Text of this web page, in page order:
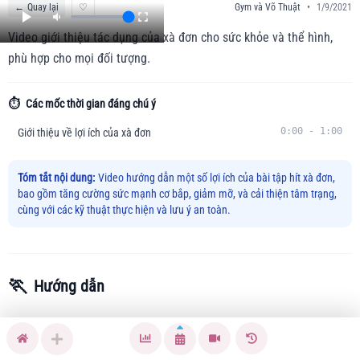
← Quay lại ♡ Gym và Võ Thuật • 1/9/2021
Video giới thiệu tác dụng của xà đơn cho sức khỏe và thể hình,
phù hợp cho mọi đối tượng.
⏱️ Các mốc thời gian đáng chú ý
Giới thiệu về lợi ích của xà đơn 0:00 - 1:00
Tóm tắt nội dung: Video hướng dẫn một số lợi ích của bài tập hít xà đơn,
bao gồm tăng cường sức mạnh cơ bắp, giảm mỡ, và cải thiện tâm trạng,
cùng với các kỹ thuật thực hiện và lưu ý an toàn.
🏃 Hướng dẫn
Bạn gặp khó khăn trong việc duy trì sức khỏe và hình thể?